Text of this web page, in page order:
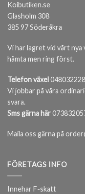
Koibutiken.se
Glasholm 308
385 97 Söderåkra
Vi har lagret vid vårt nya
hämta men ring först.
Telefon växel048032228
Vi jobbar på våra
svara.
Sms gärna här
Maila oss gärna på
FÖRETAGS INFO
Innehar F-skatt